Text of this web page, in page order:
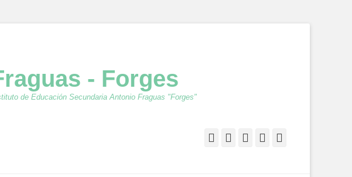
- Forges
de Educación Secundaria Antonio Fraguas "Forges"
Facebook
Twitter
Feed YouTube